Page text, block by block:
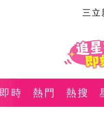
三立
即時 熱門 熱搜